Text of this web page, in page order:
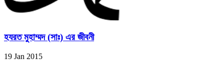
হযরত মুহাম্মদ (সাঃ) এর জীবনী
19 Jan 2015